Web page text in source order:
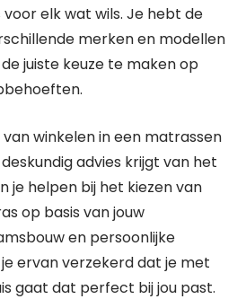
elk wat wils. Je hebt de
merken en modellen
juiste keuze te maken op
winkelen in een matrassen
advies krijgt van het
je helpen bij het kiezen van
op basis van jouw
en persoonlijke
ervan verzekerd dat je met
gaat dat perfect bij jou past.